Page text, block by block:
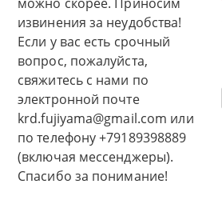
извинения за неудобства!
Если у вас есть срочный
вопрос, пожалуйста,
свяжитесь с нами по
электронной почте
krd.fujiyama@gmail.com или
по телефону +79189398889
(включая мессенджеры).
Спасибо за понимание!